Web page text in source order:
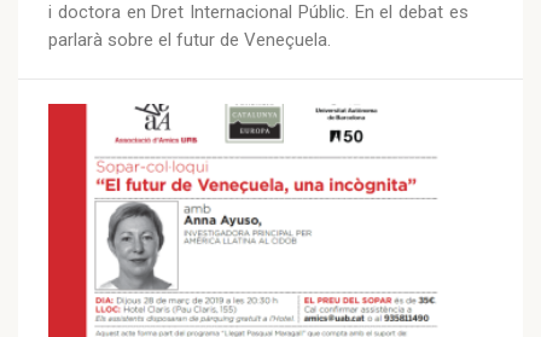
i doctora en Dret Internacional Públic. En el debat es
parlarà sobre el futur de Veneçuela.